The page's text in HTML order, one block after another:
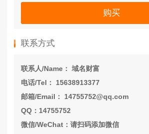
购买
联系方式
联系人/Name： 域名财富
电话/Tel： 15638913377
邮箱/Email： 14755752@qq.com
QQ：14755752
微信/WeChat：请扫码添加微信